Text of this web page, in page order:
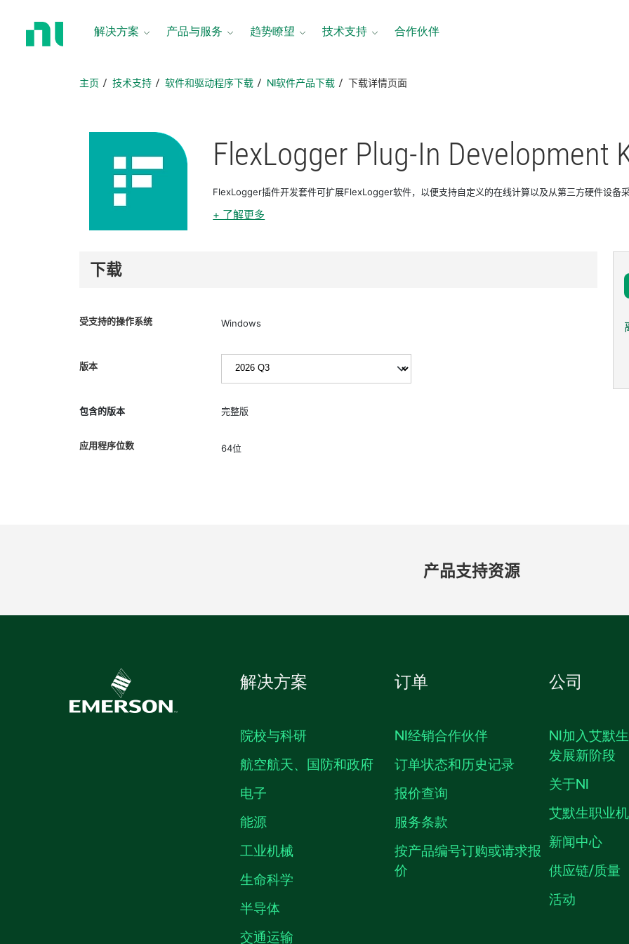
解决方案 产品与服务 趋势瞭望 技术支持 合作伙伴
主页 技术支持 软件和驱动程序下载 NI软件产品下载 下载详情页面
FlexLogger Plug-In Development
FlexLogger插件开发套件可扩展FlexLogger软件，以便支持自定义的在线计算以及从第三方硬件设备
+ 了解更多
下载
受支持的操作系统 Windows
版本
包含的版本 完整版
应用程序位数 64位
产品​支持​资源
解决方案
院校与科研
航空航天、国防和政府
电子
能源
工业机械
生命科学
半导体
交通运输
订单
NI经销合作伙伴
订单状态和历史记录
报价查询
服务条款
按产品编号订购或请求报
价
公司
NI加入艾默
发展新阶段
关于NI
艾默生职业
新闻中心
供应链/质量
活动